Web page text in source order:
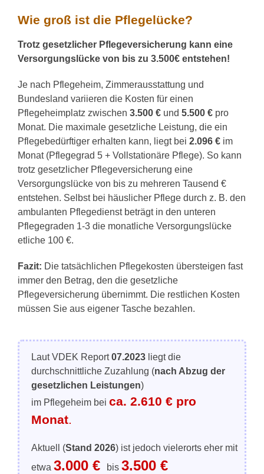
Wie groß ist die Pflegelücke?
Trotz gesetzlicher Pflegeversicherung kann eine
Versorgungslücke von bis zu 3.500€ entstehen!
Je nach Pflegeheim, Zimmerausstattung und
Bundesland variieren die Kosten für einen
Pflegeheimplatz zwischen 3.500 €und 5.500 €pro
Monat. Die maximale gesetzliche Leistung, die ein
Pflegebedürftiger erhalten kann, liegt bei 2.096 €im
Monat (Pflegegrad 5 + Vollstationäre Pflege). So kann
trotz gesetzlicher Pflegeversicherung eine
Versorgungslücke von bis zu mehreren Tausend €
entstehen. Selbst bei häuslicher Pflege durch z. B. den
ambulanten Pflegedienst beträgt in den unteren
Pflegegraden 1-3 die monatliche Versorgungslücke
etliche 100 €.
Fazit: Die tatsächlichen Pflegekosten übersteigen fast
immer den Betrag, den die gesetzliche
Pflegeversicherung übernimmt. Die restlichen Kosten
müssen Sie aus eigener Tasche bezahlen.
Laut VDEK Report07.2023liegt die
durchschnittliche Zuzahlung (nach Abzug der
gesetzlichen Leistungen)
im Pflegeheim bei ca. 2.610 € pro
Monat.
Aktuell (Stand 2026) ist jedoch vielerorts eher mit
etwa 3.000 € bis 3.500 €